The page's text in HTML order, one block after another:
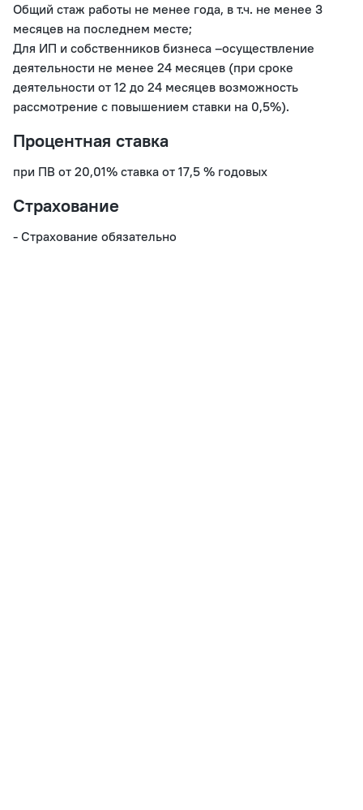
Общий стаж работы не менее года, в т.ч. не менее 3
месяцев на последнем месте;
Для ИП и собственников бизнеса –осуществление
деятельности не менее 24 месяцев (при сроке
деятельности от 12 до 24 месяцев возможность
рассмотрение с повышением ставки на 0,5%).
Процентная ставка
при ПВ от 20,01% ставка от 17,5 % годовых
Страхование
- Страхование обязательно